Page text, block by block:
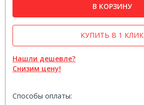
В КОРЗИНУ
Нашли дешевле?
Снизим цену!
КУПИТЬ В 1 КЛИК
Способы оплаты: